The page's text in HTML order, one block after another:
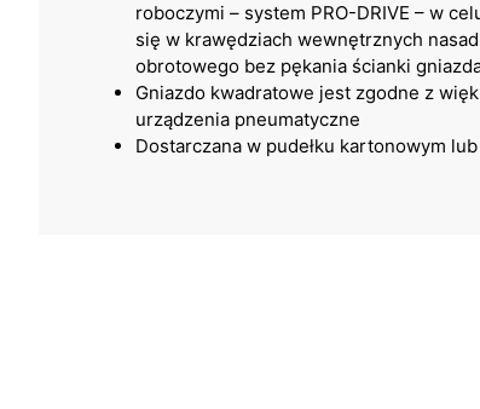
roboczymi – system PRO-DRIVE – w
się w krawędziach wewnętrznych
obrotowego bez pękania ścianki
Gniazdo kwadratowe jest zgodne z
urządzenia pneumatyczne
Dostarczana w pudełku kartonowym